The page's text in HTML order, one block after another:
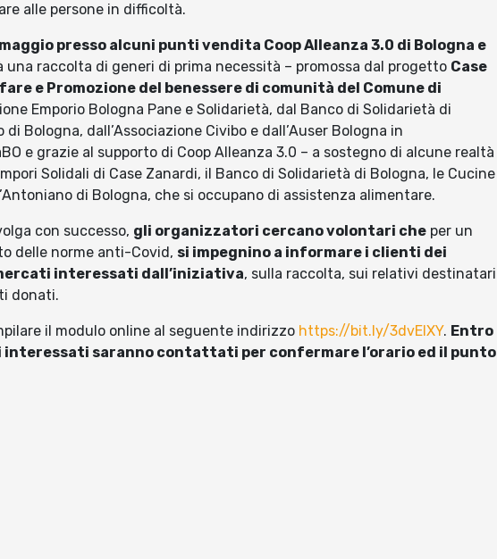
alle persone in difficoltà.
presso alcuni punti vendita Coop Alleanza 3.0 di Bologna e
una raccolta di generi di prima necessità – promossa dal progetto Case
e Promozione del benessere di comunità del Comune di
Emporio Bologna Pane e Solidarietà, dal Banco di Solidarietà di
di Bologna, dall’Associazione Civibo e dall’Auser Bologna in
e grazie al supporto di Coop Alleanza 3.0 – a sostegno di alcune realtà
Solidali di Case Zanardi, il Banco di Solidarietà di Bologna, le Cucine
di Bologna, che si occupano di assistenza alimentare.
con successo, gli organizzatori cercano volontari che per un
delle norme anti-Covid, si impegnino a informare i clienti dei
interessati dall’iniziativa, sulla raccolta, sui relativi destinatari
donati.
il modulo online al seguente indirizzo https://bit.ly/3dvEIXY. Entro
interessati saranno contattati per confermare l’orario ed il punto